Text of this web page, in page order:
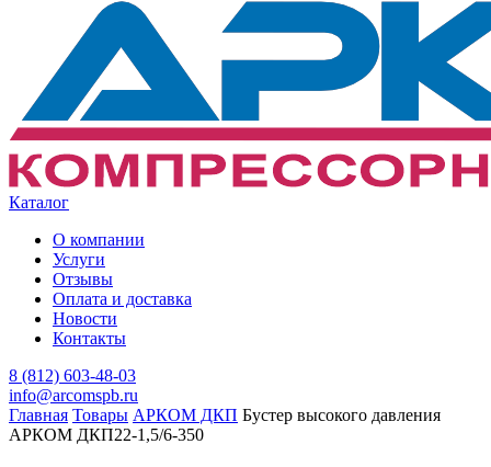
Каталог
О компании
Услуги
Отзывы
Оплата и доставка
Новости
Контакты
8 (812) 603-48-03
info@arcomspb.ru
Главная Товары АРКОМ ДКП Бустер высокого давления
АРКОМ ДКП22-1,5/6-350